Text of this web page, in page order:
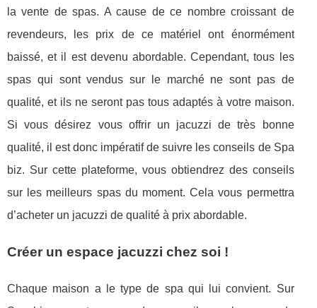
la vente de spas. A cause de ce nombre croissant de
revendeurs, les prix de ce matériel ont énormément
baissé, et il est devenu abordable. Cependant, tous les
spas qui sont vendus sur le marché ne sont pas de
qualité, et ils ne seront pas tous adaptés à votre maison.
Si vous désirez vous offrir un jacuzzi de très bonne
qualité, il est donc impératif de suivre les conseils de Spa
biz. Sur cette plateforme, vous obtiendrez des conseils
sur les meilleurs spas du moment. Cela vous permettra
d’acheter un jacuzzi de qualité à prix abordable.
Créer un espace jacuzzi chez soi !
Chaque maison a le type de spa qui lui convient. Sur